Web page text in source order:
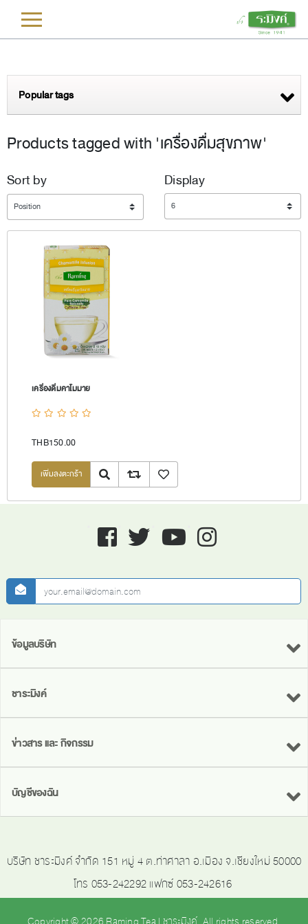
Popular tags
Products tagged with 'เครื่องดื่มสุขภาพ'
Sort by
Display
Display
เครื่องดื่มคาโมมาย
THB150.00
Quick ViewAdd to compare listเพิ่มลงรายการโปรด
Facebook twitter youtube instagram
newsletter
ข้อมูลบริษัท
ชาระมิงค์
ข่าวสาร และ กิจกรรม
บัญชีของฉัน
บริษัท ชาระมิงค์ จำกัด 151 หมู่ 4 ต.ท่าศาลา อ.เมือง จ.เชียงใหม่ 50000
โทร 053-242292 แฟกซ์ 053-242616